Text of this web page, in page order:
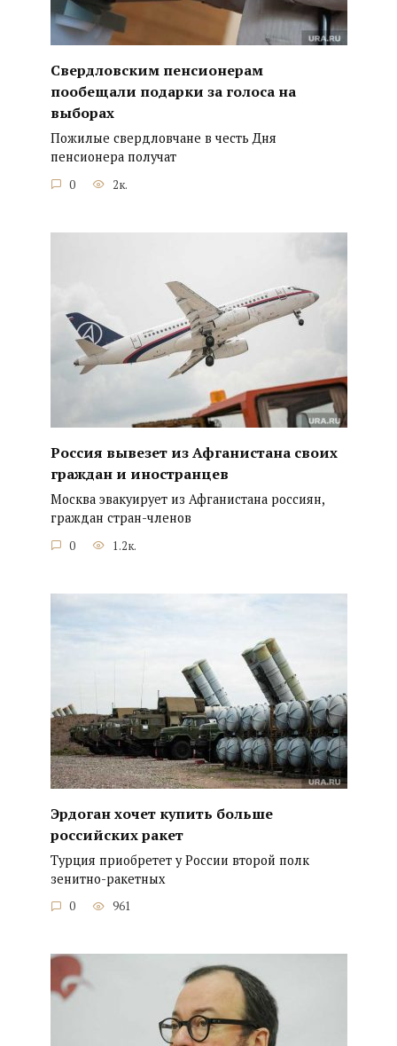
Свердловским пенсионерам
пообещали подарки за голоса на
выборах
Пожилые свердловчане в честь Дня
пенсионера получат
0 2к.
Россия вывезет из Афганистана своих
граждан и иностранцев
Москва эвакуирует из Афганистана россиян,
граждан стран-членов
0 1.2к.
Эрдоган хочет купить больше
российских ракет
Турция приобретет у России второй полк
зенитно-ракетных
0 961